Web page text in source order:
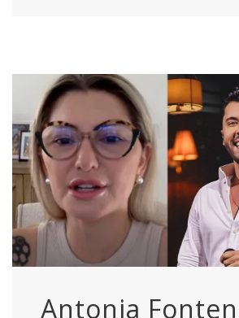
Antonia